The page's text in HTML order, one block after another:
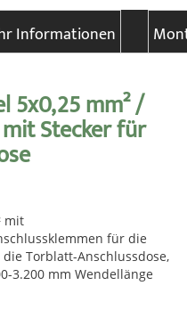
Informationen
5x0,25 mm² /
Stecker für
mit
für die
Torblatt-Anschlussdose,
3.200 mm Wendellänge